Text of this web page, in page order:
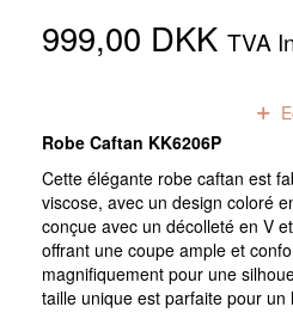
999,00 DKK TVA
Robe Caftan KK6206P
Cette élégante robe caftan est
viscose, avec un design coloré
conçue avec un décolleté en V
offrant une coupe ample et
magnifiquement pour une
taille unique est parfaite pour